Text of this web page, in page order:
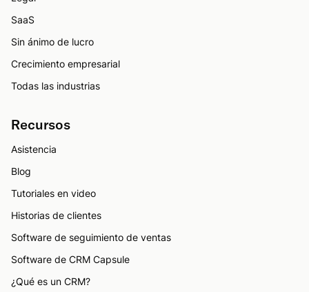
SaaS
Sin ánimo de lucro
Crecimiento empresarial
Todas las industrias
Recursos
Asistencia
Blog
Tutoriales en video
Historias de clientes
Software de seguimiento de ventas
Software de CRM Capsule
¿Qué es un CRM?